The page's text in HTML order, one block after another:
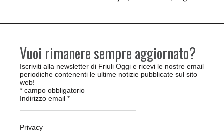
Vuoi rimanere sempre aggiornato?
Iscriviti alla newsletter di Friuli Oggi e ricevi le nostre email
periodiche contenenti le ultime notizie pubblicate sul sito
web!
* campo obbligatorio
Indirizzo email *
Privacy